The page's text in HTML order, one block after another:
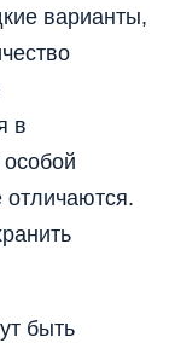
варианты,
в
отличаются.
быть